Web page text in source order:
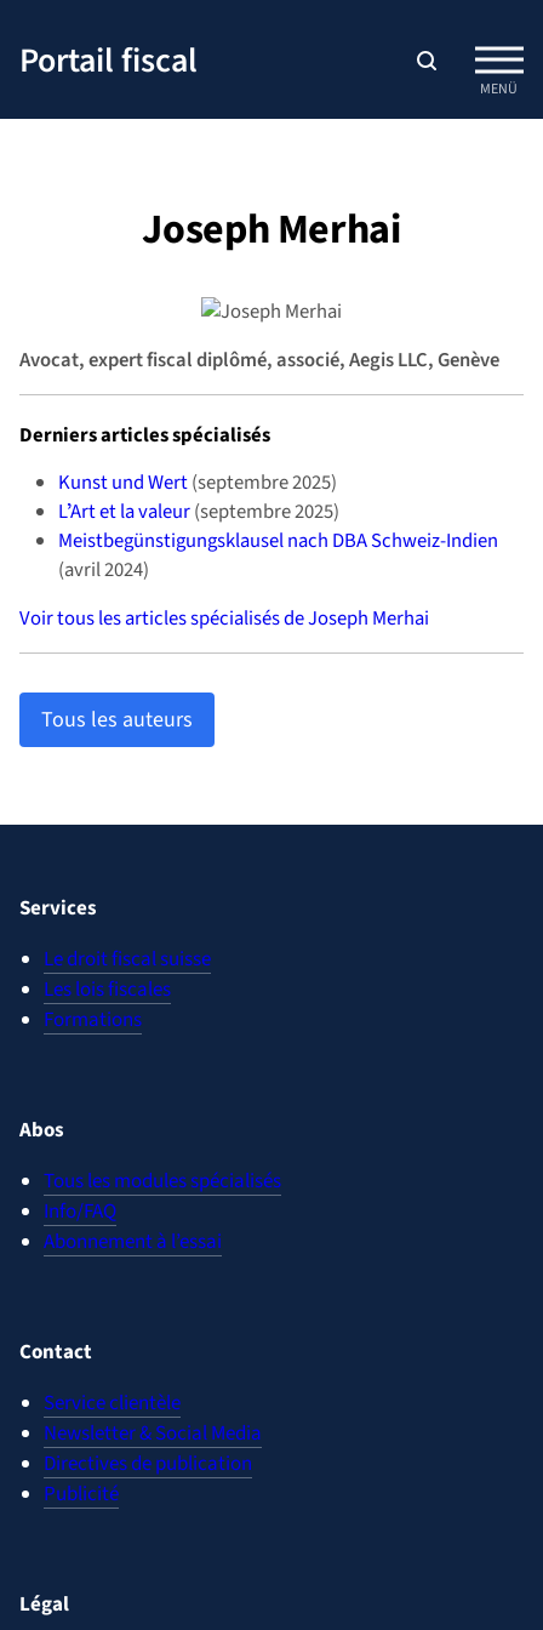
contenu
Portail fiscal
MENÜ
Joseph Merhai
Avocat, expert fiscal diplômé, associé, Aegis LLC, Genève
Derniers articles spécialisés
Kunst und Wert(septembre 2025)
LʼArt et la valeur(septembre 2025)
Meistbegünstigungsklausel nach DBA Schweiz-Indien
(avril 2024)
Voir tous les articles spécialisés de Joseph Merhai
Tous les auteurs
Services
Le droit fiscal suisse
Les lois fiscales
Formations
Abos
Tous les modules spécialisés
Info/FAQ
Abonnement à l’essai
Contact
Service clientèle
Newsletter & Social Media
Directives de publication
Publicité
Légal